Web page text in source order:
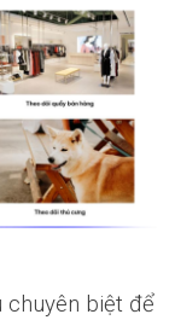
chuyên biệt để